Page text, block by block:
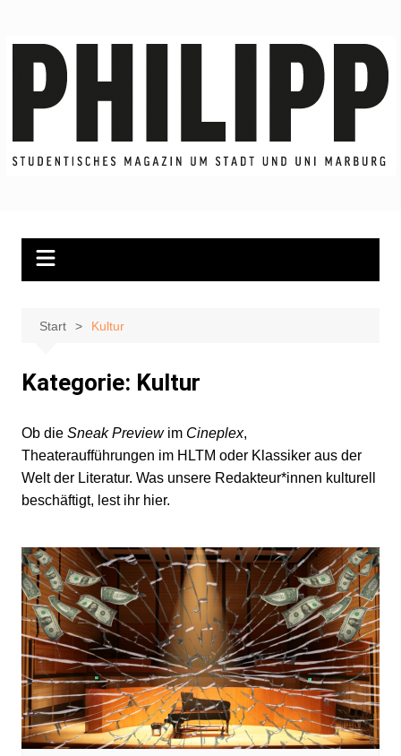
Start Kultur
Kategorie: Kultur
Ob die Sneak Previewim Cineplex,
Theateraufführungen im HLTM oder Klassiker aus der
Welt der Literatur. Was unsere Redakteur*innen kulturell
beschäftigt, lest ihr hier.